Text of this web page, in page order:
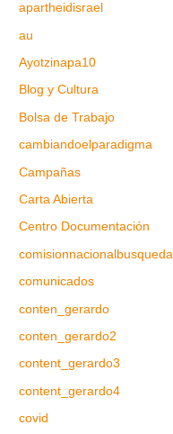
apartheidisrael
au
Ayotzinapa10
Blog y Cultura
Bolsa de Trabajo
cambiandoelparadigma
Campañas
Carta Abierta
Centro Documentación
comisionnacionalbusqueda
comunicados
conten_gerardo
conten_gerardo2
content_gerardo3
content_gerardo4
covid